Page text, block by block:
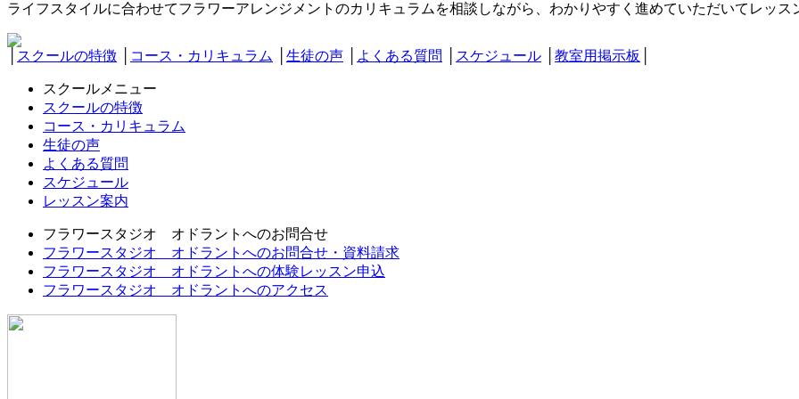
ライフスタイルに合わせてフラワーアレンジメントのカリキュラムを相談しながら、わかりやすく進めていただいてレッス
スクールの特徴 コース・カリキュラム 生徒の声 よくある質問 スケジュール 教室用掲示板
スクールメニュー
スクールの特徴
コース・カリキュラム
生徒の声
よくある質問
スケジュール
レッスン案内
フラワースタジオ オドラントへのお問合せ
フラワースタジオ オドラントへのお問合せ・資料請求
フラワースタジオ オドラントへの体験レッスン申込
フラワースタジオ オドラントへのアクセス